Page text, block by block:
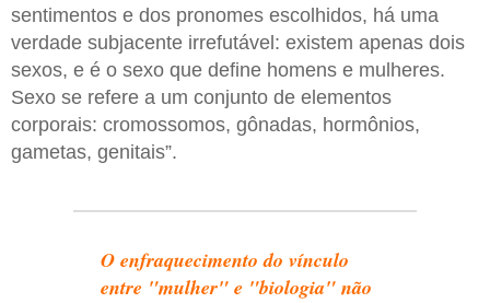
sentimentos e dos pronomes escolhidos, há uma
verdade subjacente irrefutável: existem apenas dois
sexos, e é o sexo que define homens e mulheres.
Sexo se refere a um conjunto de elementos
corporais: cromossomos, gônadas, hormônios,
gametas, genitais”.
O enfraquecimento do vínculo
entre "mulher" e "biologia" não